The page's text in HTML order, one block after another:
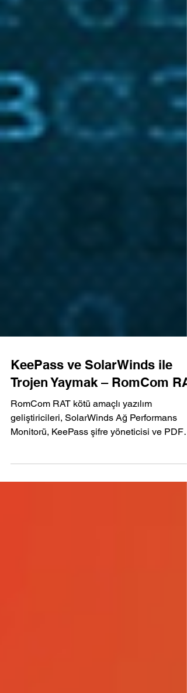
KeePass ve SolarWinds ile
Trojen Yaymak – RomCom
RomCom RAT kötü amaçlı yazılım
geliştiricileri, SolarWinds Ağ Performans
Reader Pro gibi...